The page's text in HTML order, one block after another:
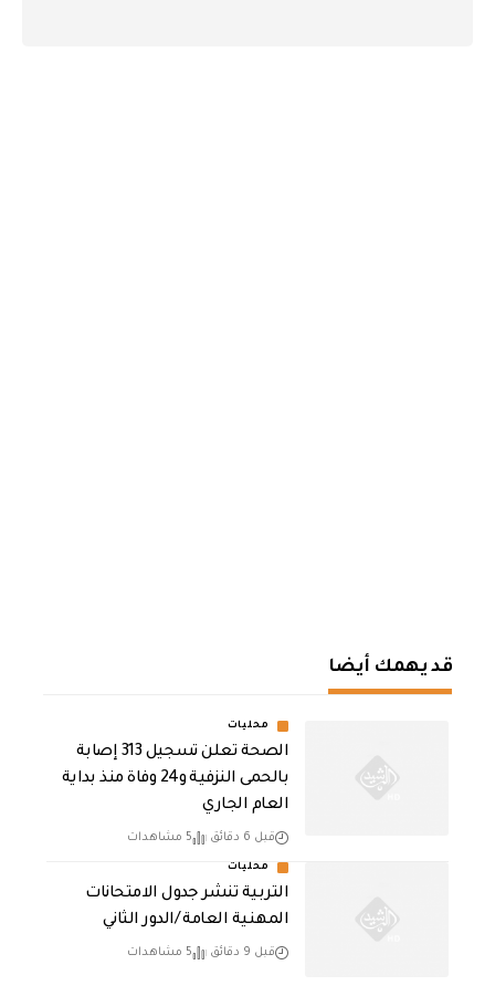
قد يهمك أيضا
محليات
الصحة تعلن تسجيل 313 إصابة
بالحمى النزفية و24 وفاة منذ بداية
العام الجاري
قبل 6 دقائق 5 مشاهدات
محليات
التربية تنشر جدول الامتحانات
المهنية العامة /الدور الثاني
قبل 9 دقائق 5 مشاهدات